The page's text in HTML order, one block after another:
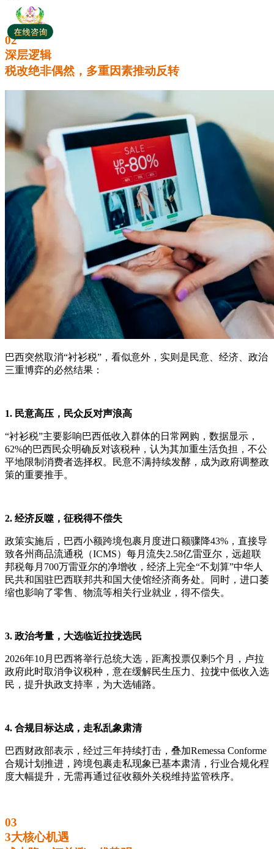
02
深层逻辑
税改绝非偶然，多重因素推动反转
巴西突然取消“衬衫税”，看似意外，实则是民意、经济、政治
三重博弈的必然结果：
1. 民意高压，民众反对声浪高
“衬衫税”主要影响巴西低收入群体的日常网购，数据显示，
62%的巴西民众明确反对该税种，认为其加重生活负担，不公
平地限制消费者选择权。民意不满持续发酵，成为政府调整政
策的重要推手。
2. 经济反噬，征税得不偿失
政策实施后，巴西小额跨境包裹月度进口额骤降43%，直接导
致各州商品流通税（ICMS）每月流失2.58亿雷亚尔，远超联
邦税每月700万雷亚尔的净增收，经济上完全“不划算”中华人
民共和国驻巴西联邦共和国大使馆经济商务处。同时，进口萎
缩也影响了零售、物流等相关行业就业，得不偿失。
3. 政治考量，大选临近拉拢选民
2026年10月巴西将举行总统大选，距离投票仅剩5个月，卢拉
政府此时取消争议税种，意在缓解民生压力、拉拢中低收入选
民，提升执政支持率，为大选铺路。
4. 合规目标达成，走私乱象肃清
巴西财政部表示，经过三年持续打击，叠加Remessa Conforme
合规计划推进，跨境包裹走私现象已基本肃清，行业合规化程
度大幅提升，无需再通过征收额外关税维持监管秩序。
03
3大核心机遇